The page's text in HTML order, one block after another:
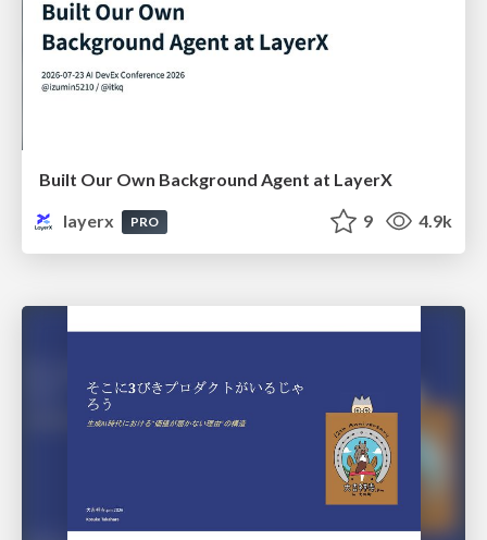
Built Our Own Background Agent at LayerX
layerx
PRO 9 4.9k